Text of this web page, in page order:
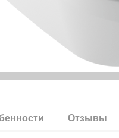
Отзывы